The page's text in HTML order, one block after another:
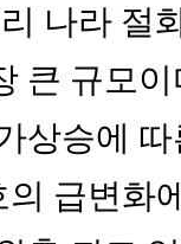
나라 절
큰 규모
상승에
급변화